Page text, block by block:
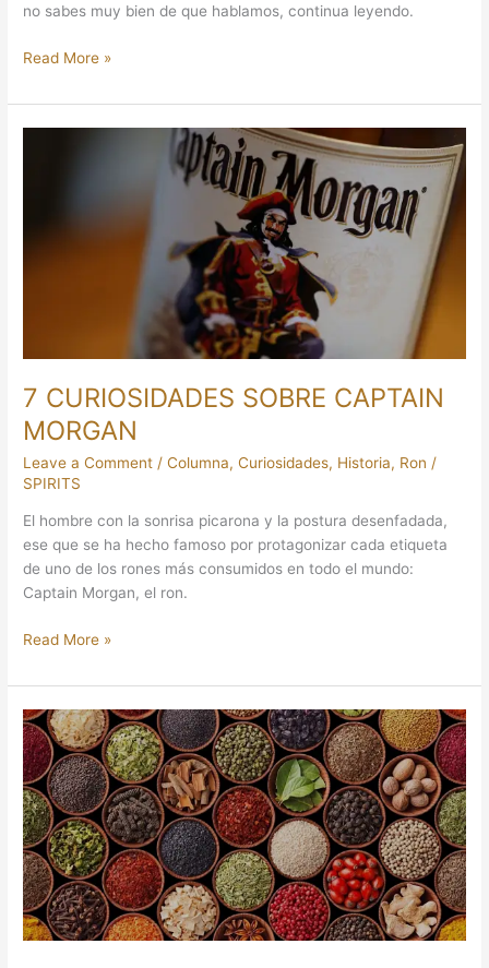
no sabes muy bien de que hablamos, continua leyendo.
Read More »
7 CURIOSIDADES SOBRE CAPTAIN
MORGAN
Leave a Comment /Columna,Curiosidades, Historia, Ron /
SPIRITS
El hombre con la sonrisa picarona y la postura desenfadada,
ese que se ha hecho famoso por protagonizar cada etiqueta
de uno de los rones más consumidos en todo el mundo:
Captain Morgan, el ron.
Read More »
7
RONES
ESPECIADOS
QUE
DEBERÍAS
PROBAR